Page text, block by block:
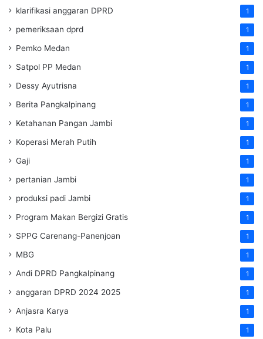
klarifikasi anggaran DPRD 1
pemeriksaan dprd 1
Pemko Medan 1
Satpol PP Medan 1
Dessy Ayutrisna 1
Berita Pangkalpinang 1
Ketahanan Pangan Jambi 1
Koperasi Merah Putih 1
Gaji 1
pertanian Jambi 1
produksi padi Jambi 1
Program Makan Bergizi Gratis 1
SPPG Carenang-Panenjoan 1
MBG 1
Andi DPRD Pangkalpinang 1
anggaran DPRD 2024 2025 1
Anjasra Karya 1
Kota Palu 1